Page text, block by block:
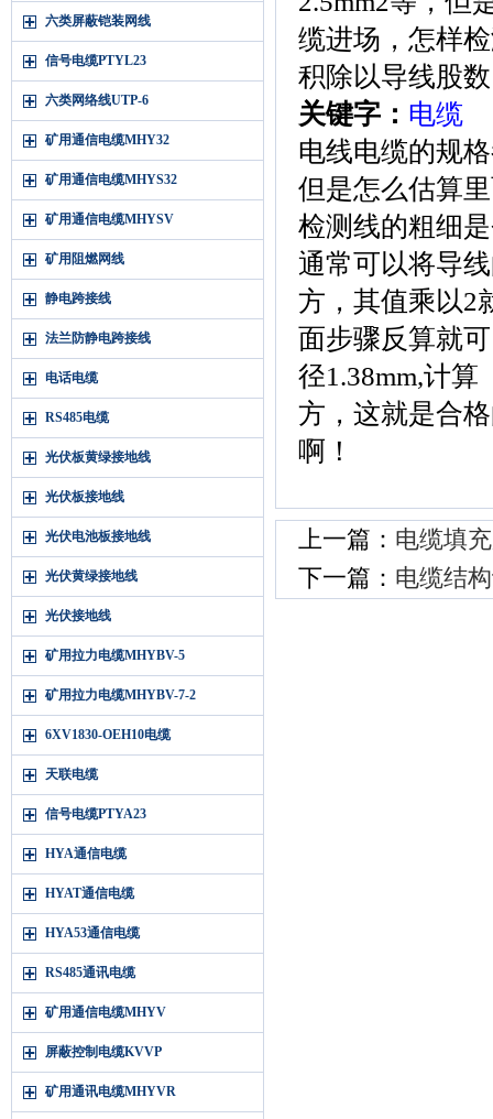
六类屏蔽铠装网线
信号电缆PTYL23
六类网络线UTP-6
矿用通信电缆MHY32
矿用通信电缆MHYS32
矿用通信电缆MHYSV
矿用阻燃网线
静电跨接线
法兰防静电跨接线
电话电缆
RS485电缆
光伏板黄绿接地线
光伏板接地线
光伏电池板接地线
光伏黄绿接地线
光伏接地线
矿用拉力电缆MHYBV-5
矿用拉力电缆MHYBV-7-2
6XV1830-OEH10电缆
天联电缆
信号电缆PTYA23
HYA通信电缆
HYAT通信电缆
HYA53通信电缆
RS485通讯电缆
矿用通信电缆MHYV
屏蔽控制电缆KVVP
矿用通讯电缆MHYVR
缆进场，怎样
积除以导线股
关键字： 电缆
电线电缆的规
但是怎么估算
检测线的粗细
通常可以将导
方，其值乘以2
面步骤反算就
径1.38mm,计算
方，这就是合
啊！
上一篇： 电缆填
下一篇： 电缆结